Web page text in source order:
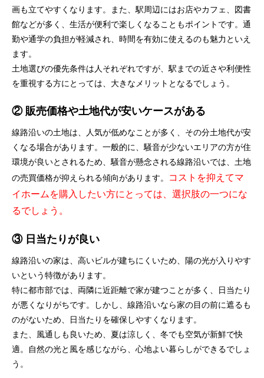
画も立てやすくなります。また、駅周辺にはお店やカフェ、図書
館などが多く、生活が便利で楽しくなることもポイントです。通
勤や通学の負担が軽減され、時間を有効に使えるのも魅力といえ
ます。
土地選びの優先条件は人それぞれですが、駅までの近さや利便性
を重視する方にとっては、大きなメリットとなるでしょう。
② 販売価格や土地代が安いケースがある
線路沿いの土地は、人気が低めなことが多く、その分土地代が安
くなる場合があります。一般的に、騒音が少ないエリアの方が住
環境が良いとされるため、騒音が懸念される線路沿いでは、土地
の売買価格が抑えられる傾向があります。
コストを抑えてマ
イホームを購入したい方にとっては、選択肢の一つにな
るでしょう。
③ 日当たりが良い
線路沿いの家は、高いビルが建ちにくいため、陽の光が入りやす
いという特徴があります。
特に都市部では、両隣に近距離で家が建つことが多く、日当たり
が悪くなりがちです。しかし、線路沿いなら家の目の前に遮るも
のがないため、日当たりを確保しやすくなります。
また、風通しも良いため、夏は涼しく、冬でも空気が新鮮で快
適。自然の光と風を感じながら、心地よい暮らしができるでしょ
う。